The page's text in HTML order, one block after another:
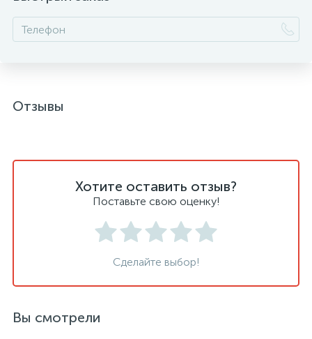
Отзывы
Хотите оставить отзыв?
Поставьте свою оценку!
Сделайте выбор!
Вы смотрели